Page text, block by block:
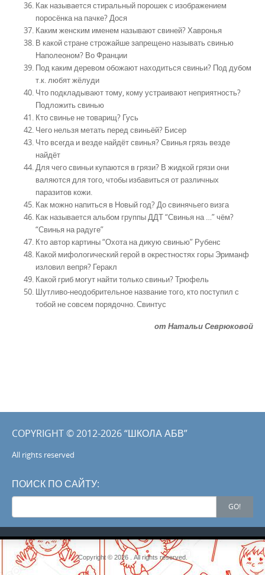
Как называется стиральный порошек с изображением
поросёнка на пачке? Дося
Каким женским именем называют свиней? Хавронья
В какой стране строжайше запрещено называть свинью
Наполеоном? Во Франции
Под каким деревом обожают находиться свиньи? Под дубом
т.к. любят жёлуди
Что подкладывают тому, кому устраивают неприятность?
Подложить свинью
Кто свинье не товарищ? Гусь
Чего нельзя метать перед свиньёй? Бисер
Что всегда и везде найдёт свинья? Свинья грязь везде
найдёт
Для чего свиньи купаются в грязи? В жидкой грязи они
валяются для того, чтобы избавиться от различных
паразитов кожи.
Как можно напиться в Новый год? До свинячьего визга
Как называется альбом группы ДДТ “Свинья на …” чём?
“Свинья на радуге”
Кто автор картины “Охота на дикую свинью” Рубенс
Какой мифологический герой в окрестностях горы Эриманф
изловил вепря? Геракл
Какой гриб могут найти только свиньи? Трюфель
Шутливо-неодобрительное название того, кто поступил с
тобой не совсем порядочно. Свинтус
от Натальи Севрюковой
COPYRIGHT © 2012-2026 “ШКОЛА АБВ”
All rights reserved
ПОИСК ПО САЙТУ:
Search
for:
GO!
Copyright © 2026 . All rights reserved.